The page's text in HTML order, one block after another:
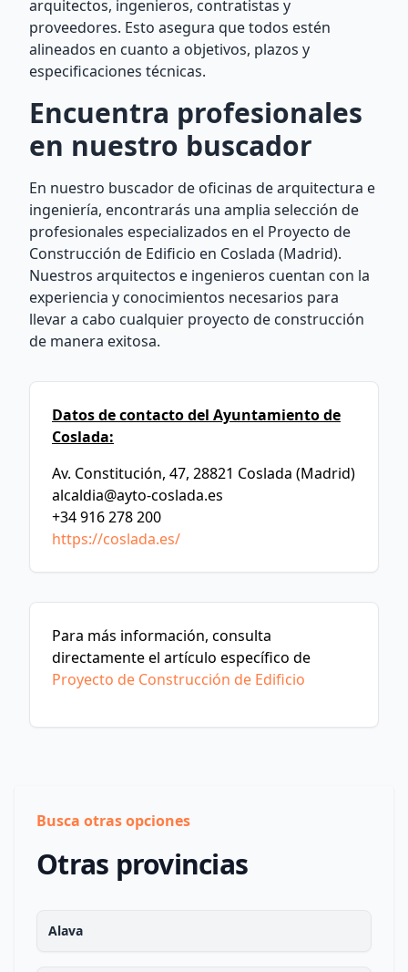
arquitectos, ingenieros, contratistas y
proveedores. Esto asegura que todos estén
alineados en cuanto a objetivos, plazos y
especificaciones técnicas.
Encuentra profesionales
en nuestro buscador
En nuestro buscador de oficinas de arquitectura e
ingeniería, encontrarás una amplia selección de
profesionales especializados en el Proyecto de
Construcción de Edificio en Coslada (Madrid).
Nuestros arquitectos e ingenieros cuentan con la
experiencia y conocimientos necesarios para
llevar a cabo cualquier proyecto de construcción
de manera exitosa.
Datos de contacto del Ayuntamiento de
Coslada:
Av. Constitución, 47, 28821 Coslada (Madrid)
alcaldia@ayto-coslada.es
+34 916 278 200
https://coslada.es/
Para más información, consulta
directamente el artículo específico de
Proyecto de Construcción de Edificio
Busca otras opciones
Otras provincias
Alava